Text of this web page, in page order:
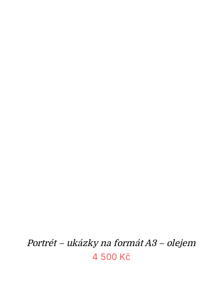
Portrét – ukázky na formát A3 – olejem
4 500 Kč